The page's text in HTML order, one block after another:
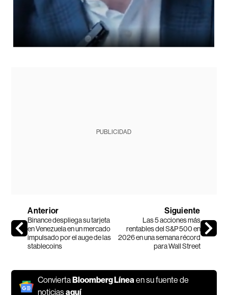
PUBLICIDAD
Anterior
Binance despliega su tarjeta
en Venezuela en un mercado
impulsado por el auge de las
stablecoins
Siguiente
Las 5 acciones más
rentables del S&P 500 en
2026 en una semana récord
para Wall Street
Convierta Bloomberg Líneaen su fuente de
noticiasaquí